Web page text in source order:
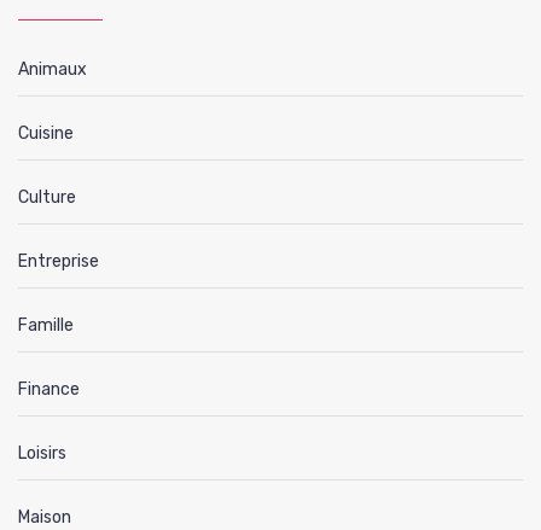
Animaux
Cuisine
Culture
Entreprise
Famille
Finance
Loisirs
Maison